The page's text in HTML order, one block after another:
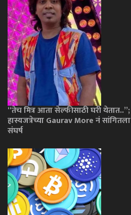
“तेच मित्र आता सेल्फीसाठी घरी येतात..”;
हास्यजत्रेच्या Gaurav More नं सांगितला
संघर्ष